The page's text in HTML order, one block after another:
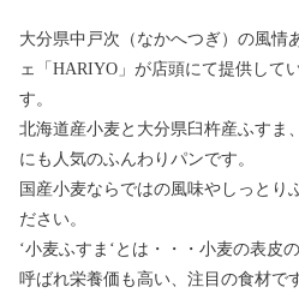
大分県中戸次（なかへつぎ）の風情
ェ「HARIYO」が店頭にて提供して
す。
北海道産小麦と大分県臼杵産ふすま
にも人気のふんわりパンです。
国産小麦ならではの風味やしっとり
ださい。
‘小麦ふすま‘とは・・・小麦の表皮
呼ばれ栄養価も高い、注目の食材で